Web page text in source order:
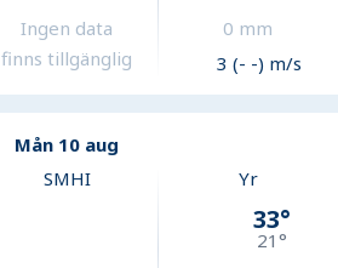
Ingen data
finns tillgänglig
0 mm
3 (- -) m/s
Mån 10 aug
SMHI Yr
33°
21°